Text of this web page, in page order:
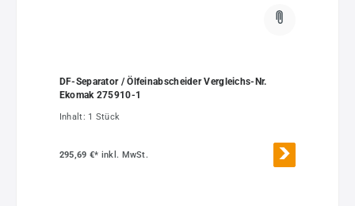
DF-Separator / Ölfeinabscheider Vergleichs-Nr.
Ekomak 275910-1
Inhalt: 1 Stück
295,69 €* inkl. MwSt.